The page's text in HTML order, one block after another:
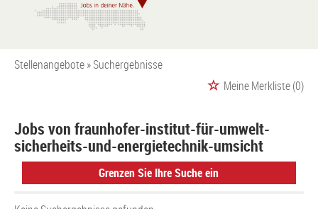
Stellenangebote Suchergebnisse
Meine Merkliste(0)
Jobs von fraunhofer-institut-für-umwelt-
sicherheits-und-energietechnik-umsicht
Grenzen Sie Ihre Suche ein